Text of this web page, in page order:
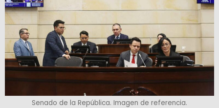
Senado de la República. Imagen de referencia.